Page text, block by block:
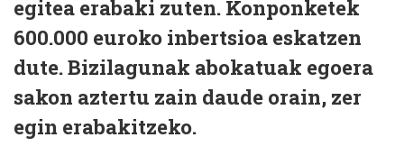
egitea erabaki zuten. Konponketek
600.000 euroko inbertsioa eskatzen
dute. Bizilagunak abokatuak egoera
sakon aztertu zain daude orain, zer
egin erabakitzeko.